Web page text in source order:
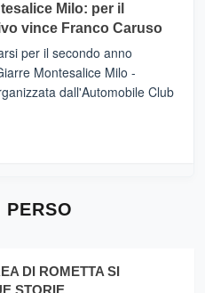
Milo: per il
vince Franco Caruso
per il secondo anno
Montesalice Milo -
dall'Automobile Club
PERSO
DI ROMETTA SI